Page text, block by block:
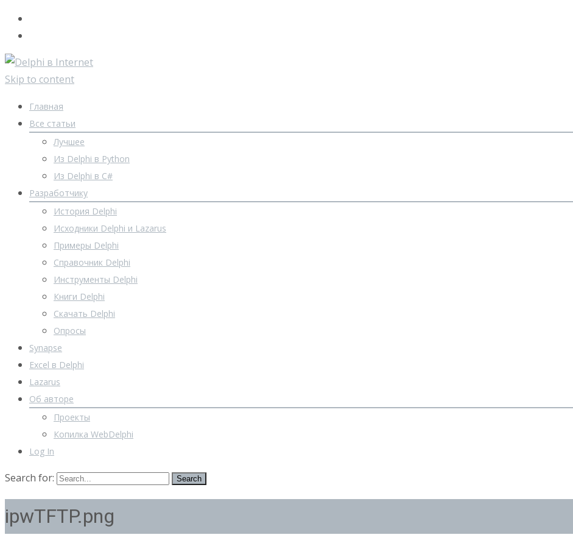
Skip to content
Главная
Все статьи
Лучшее
Из Delphi в Python
Из Delphi в C#
Разработчику
История Delphi
Исходники Delphi и Lazarus
Примеры Delphi
Справочник Delphi
Инструменты Delphi
Книги Delphi
Скачать Delphi
Опросы
Synapse
Excel в Delphi
Lazarus
Об авторе
Проекты
Копилка WebDelphi
Log In
Search for:
ipwTFTP.png